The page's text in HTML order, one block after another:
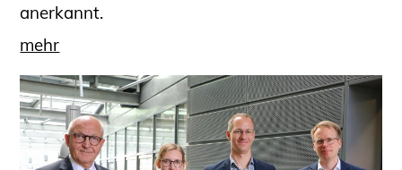
anerkannt.
mehr